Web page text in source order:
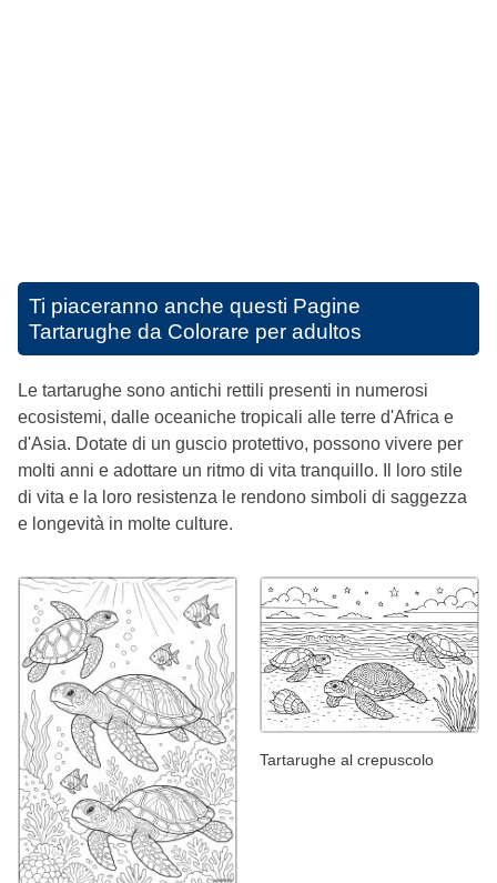
Ti piaceranno anche questi Pagine
Tartarughe da Colorare per adultos
Le tartarughe sono antichi rettili presenti in numerosi
ecosistemi, dalle oceaniche tropicali alle terre d'Africa e
d'Asia. Dotate di un guscio protettivo, possono vivere per
molti anni e adottare un ritmo di vita tranquillo. Il loro stile
di vita e la loro resistenza le rendono simboli di saggezza
e longevità in molte culture.
Tartarughe al crepuscolo